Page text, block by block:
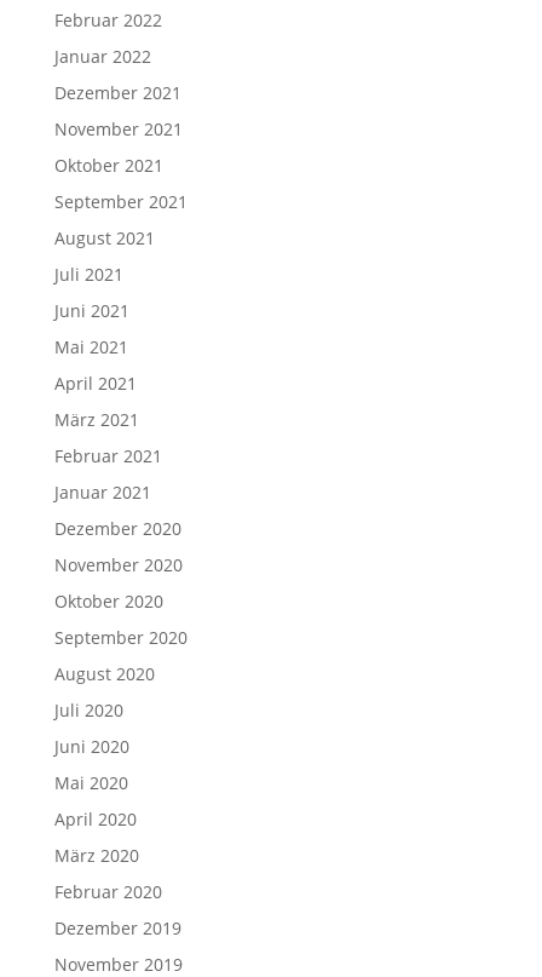
Februar 2022
Januar 2022
Dezember 2021
November 2021
Oktober 2021
September 2021
August 2021
Juli 2021
Juni 2021
Mai 2021
April 2021
März 2021
Februar 2021
Januar 2021
Dezember 2020
November 2020
Oktober 2020
September 2020
August 2020
Juli 2020
Juni 2020
Mai 2020
April 2020
März 2020
Februar 2020
Dezember 2019
November 2019